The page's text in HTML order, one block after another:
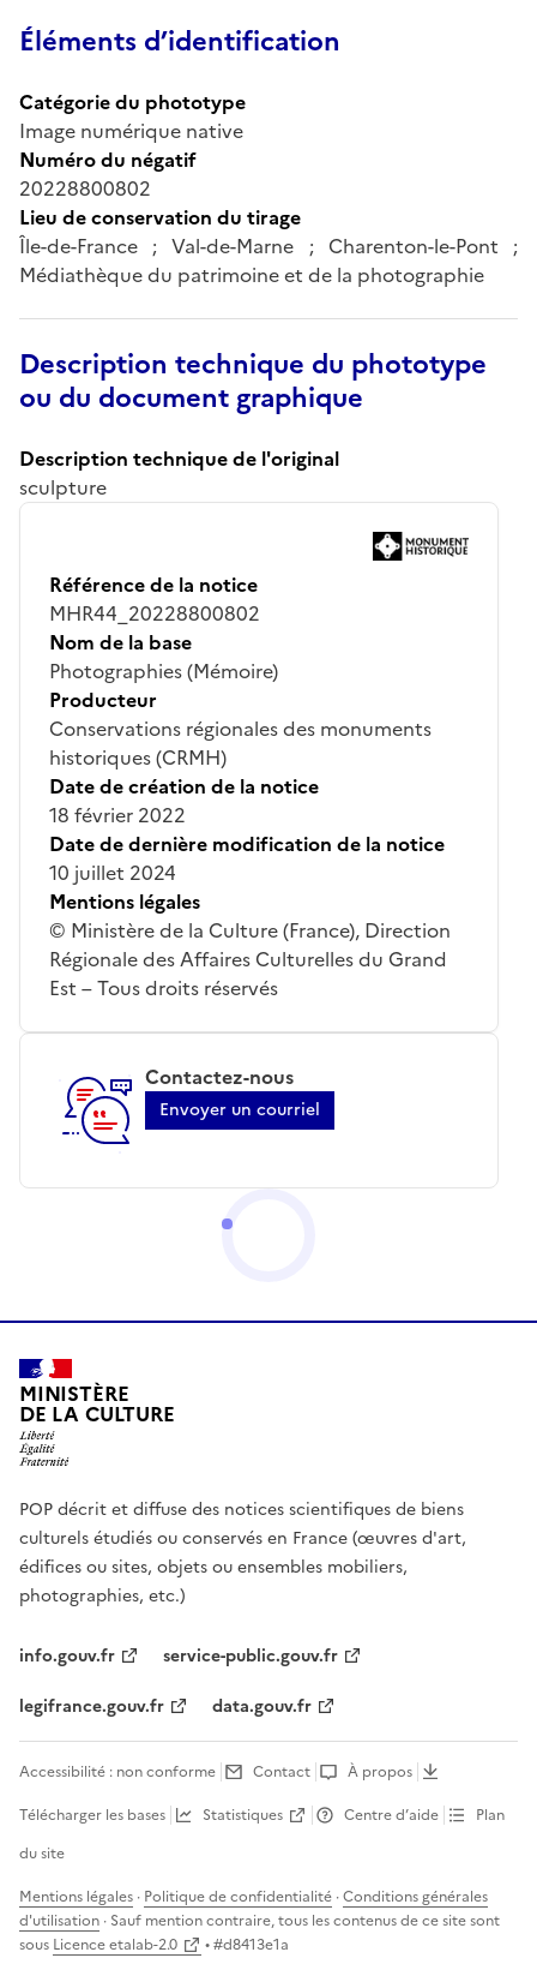
Éléments d’identification
Catégorie du phototype
Image numérique native
Numéro du négatif
20228800802
Lieu de conservation du tirage
Île-de-France ; Val-de-Marne ; Charenton-le-Pont ;
Médiathèque du patrimoine et de la photographie
Description technique du phototype
ou du document graphique
Description technique de l'original
sculpture
Référence de la notice
MHR44_20228800802
Nom de la base
Photographies (Mémoire)
Producteur
Conservations régionales des monuments
historiques (CRMH)
Date de création de la notice
18 février 2022
Date de dernière modification de la notice
10 juillet 2024
Mentions légales
© Ministère de la Culture (France), Direction
Régionale des Affaires Culturelles du Grand
Est – Tous droits réservés
Contactez-nous
Envoyer un courriel
MINISTÈRE
DE LA CULTURE
POP décrit et diffuse des notices scientifiques de biens
culturels étudiés ou conservés en France (œuvres d'art,
édifices ou sites, objets ou ensembles mobiliers,
photographies, etc.)
info.gouv.fr
service-public.gouv.fr
legifrance.gouv.fr
data.gouv.fr
Accessibilité : non conforme Contact
À propos
Télécharger les bases
Statistiques Centre d’aide
Plan
du site
Mentions légales · Politique de confidentialité ·Conditions générales
d'utilisation · Sauf mention contraire, tous les contenus de ce site sont
sous Licence etalab-2.0 • #d8413e1a